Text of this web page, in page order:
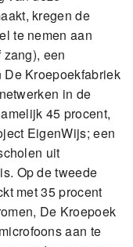
kregen de
te nemen aan
een
Kroepoekfabriek
in de
45 procent,
EigenWijs; een
uit
Op de tweede
met 35 procent
De Kroepoek
aan te